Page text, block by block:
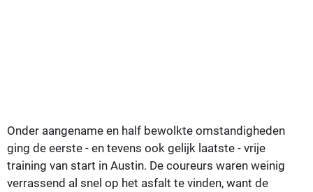
Onder aangename en half bewolkte omstandigheden
ging de eerste - en tevens ook gelijk laatste - vrije
training van start in Austin. De coureurs waren weinig
verrassend al snel op het asfalt te vinden, want de